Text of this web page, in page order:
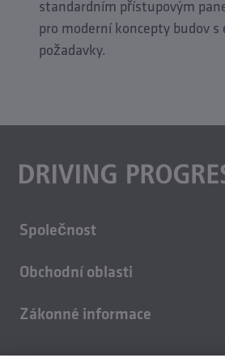
a instalace se stane
mnohem praktičtější.
standardním přístupovým
pro moderní koncepty budov
požadavky.
Společnost
Kariéra
Udržitelnost
Obchodní oblasti
Technologie odlévání
Zákonné informace